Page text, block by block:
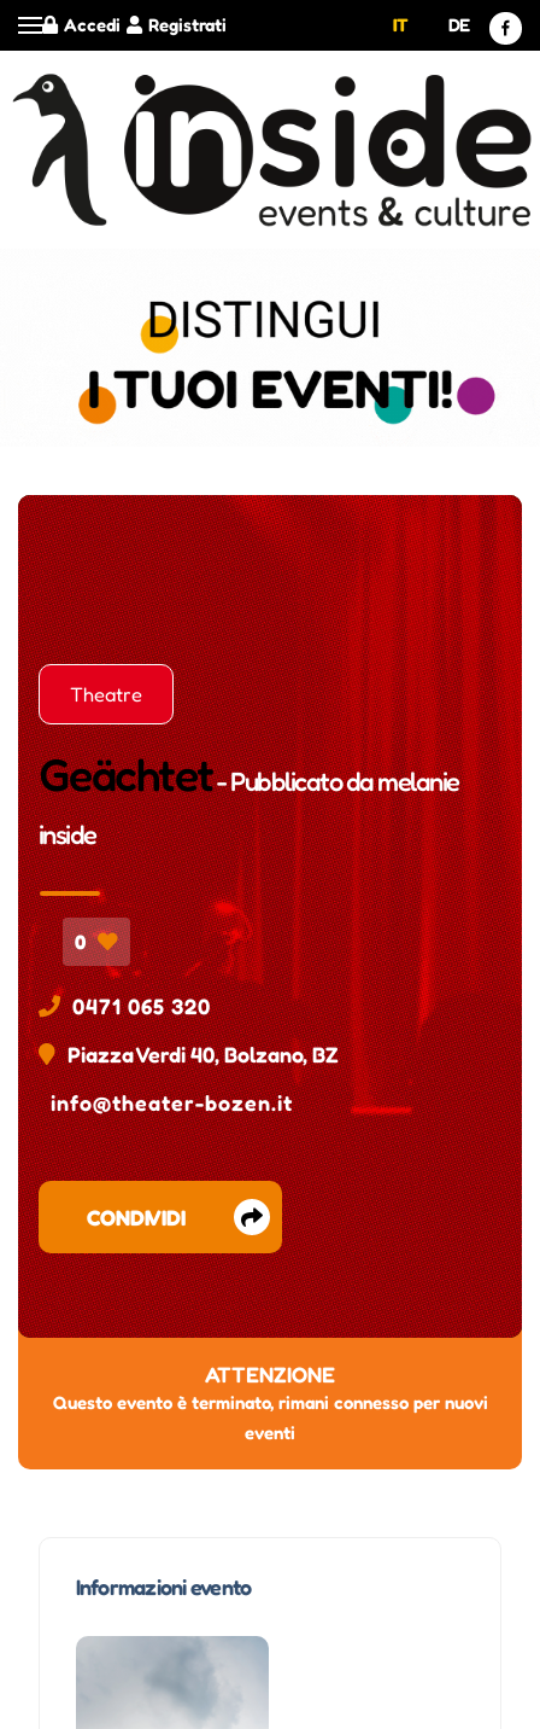
Registrati
Accedi IT DE
Theatre
Geächtet- Pubblicato damelanie
inside
0
0471 065 320
Piazza Verdi 40, Bolzano, BZ
info@theater-bozen.it
CONDIVIDI
ATTENZIONE
Questo evento è terminato, rimani connesso per nuovi
eventi
Informazioni evento